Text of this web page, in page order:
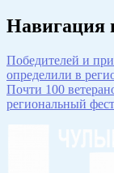
Навигация
Победителей и
определили в
Почти 100
региональный